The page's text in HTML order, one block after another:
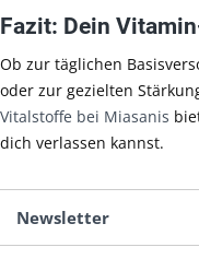
Fazit: Dein
Ob zur täglichen
oder zur gezielten
Vitalstoffe bei Miasanis
dich verlassen kannst.
Newsletter